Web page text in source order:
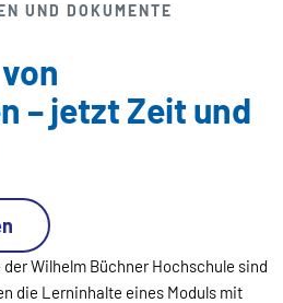
UND DOKUMENTE
– jetzt Zeit und
Wilhelm Büchner Hochschule sind
die Lerninhalte eines Moduls mit